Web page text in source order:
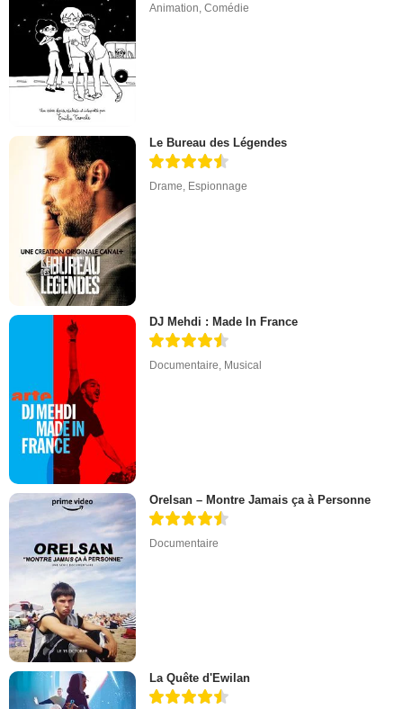
Animation,Comédie
Le Bureau des Légendes
Drame, Espionnage
DJ Mehdi : Made In France
Documentaire Musical
Orelsan – Montre Jamais ça à Personne
Documentaire
La Quête d'Ewilan